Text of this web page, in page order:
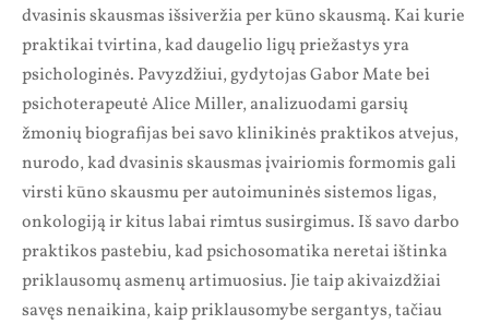
dvasinis skausmas išsiveržia per kūno skausmą. Kai kurie
praktikai tvirtina, kad daugelio ligų priežastys yra
psichologinės. Pavyzdžiui, gydytojas Gabor Mate bei
psichoterapeutė Alice Miller, analizuodami garsių
žmonių biografijas bei savo klinikinės praktikos atvejus,
nurodo, kad dvasinis skausmas įvairiomis formomis gali
virsti kūno skausmu per autoimuninės sistemos ligas,
onkologiją ir kitus labai rimtus susirgimus. Iš savo darbo
praktikos pastebiu, kad psichosomatika neretai ištinka
priklausomų asmenų artimuosius. Jie taip akivaizdžiai
savęs nenaikina, kaip priklausomybe sergantys, tačiau